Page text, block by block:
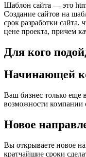
Шаблон сайта — это
Создание сайтов на
срок разработки сайта,
цене проекта, причем
Для кого
Начинающей
Ваш бизнес только еще
возможности компании
Новое
Вы открываете новое
кратчайшие сроки